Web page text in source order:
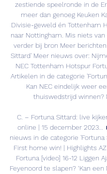
zestiende speelronde in de
meer dan genoeg Keuken
Divisie-geweld én Tottenham
naar Nottingham. Mis niets van
verder bij bron Meer
Sittard' Meer nieuws over:
NEC Tottenham Hotspur
Artikelen in de categorie
Kan NEC eindelijk weer
thuiswedstrijd winnen?
C. – Fortuna Sittard: live
online | 15 december
nieuws in de categorie 'Fortuna
First home win! | Highlights
Fortuna [video] 16-12 Liggen
Feyenoord te slapen? ‘Kan